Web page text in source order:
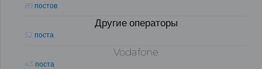
89 постов
Другие операторы
52 поста
Vodafone
43 поста